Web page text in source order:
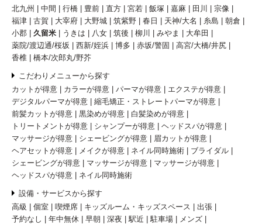
北九州
中間 行橋 豊前 直方 宮若 飯塚 嘉麻 田川
宗像
福津
古賀 大宰府 大野城 筑紫野 春日 天神/大名 糸島
朝倉
小郡
久留米 うきは 八女 筑後 柳川 みやま
大牟田
薬院/渡辺通/桜坂
西新/姪浜 博多 赤坂/警固
高宮/大橋/井尻
香椎
橋本/次郎丸/野芥
こだわりメニューから探す
カットが得意
カラーが得意 パーマが得意
エクステが得意
デジタルパーマが得意
縮毛矯正・ストレートパーマが得意
前髪カットが得意
黒染めが得意
白髪染めが得意
トリートメントが得意
シャンプーが得意
ヘッドスパが得意
マッサージが得意
シェービングが得意
眉カットが得意
ヘアセットが得意
メイクが得意 ネイル同時施術
ブライダル
シェービングが得意
マッサージが得意
マッサージが得意
ヘッドスパが得意
ネイル同時施術
設備・サービスから探す
高級
個室 喫煙席 キッズルーム・キッズスペース
出張
予約なし
年中無休 早朝 深夜 駅近 駐車場
メンズ